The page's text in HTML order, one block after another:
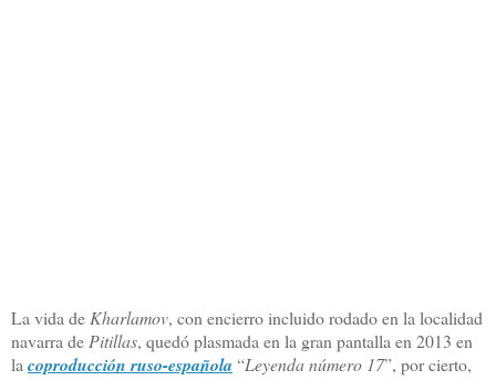
La vida de Kharlamov, con encierro incluido rodado en la localidad
navarra de Pitillas, quedó plasmada en la gran pantalla en 2013 en
la coproducción ruso-española “Leyenda número 17”, por cierto,